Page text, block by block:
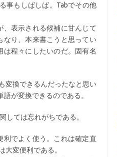
事もしばしば。Tabでその他
、表示される候補に甘んじて
なり、本来書こうと思ってい
程々にしたいのだ。固有名
変換できるんだったなと思い
が変換できるのである。
しては忘れがちである。
利でよく使う。これは確定直
変便利である。